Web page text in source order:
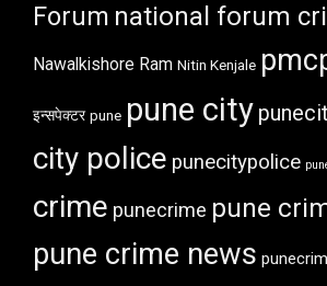
Forum national forum
Nawalkishore Ram Nitin Kenjale
इन्सपेक्टर pune pune city
city police punecitypolice
crime punecrime pune
pune crime news